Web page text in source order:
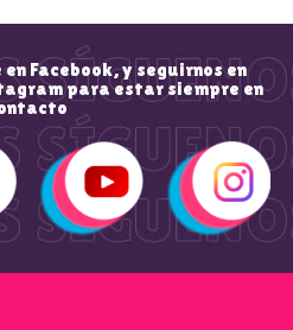
Facebook, y seguirnos en
para estar siempre en